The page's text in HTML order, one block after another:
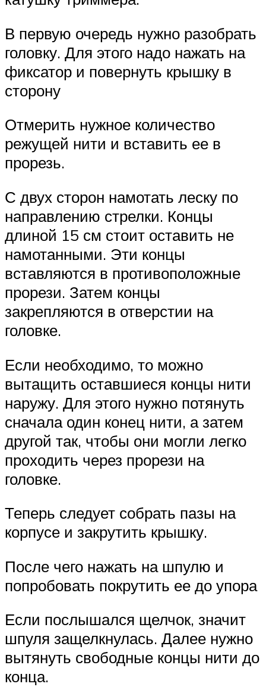
В первую очередь нужно разобрать
головку. Для этого надо нажать на
фиксатор и повернуть крышку в
сторону
Отмерить нужное количество
режущей нити и вставить ее в
прорезь.
С двух сторон намотать леску по
направлению стрелки. Концы
длиной 15 см стоит оставить не
намотанными. Эти концы
вставляются в противоположные
прорези. Затем концы
закрепляются в отверстии на
головке.
Если необходимо, то можно
вытащить оставшиеся концы нити
наружу. Для этого нужно потянуть
сначала один конец нити, а затем
другой так, чтобы они могли легко
проходить через прорези на
головке.
Теперь следует собрать пазы на
корпусе и закрутить крышку.
После чего нажать на шпулю и
попробовать покрутить ее до упора
Если послышался щелчок, значит
шпуля защелкнулась. Далее нужно
вытянуть свободные концы нити до
конца.